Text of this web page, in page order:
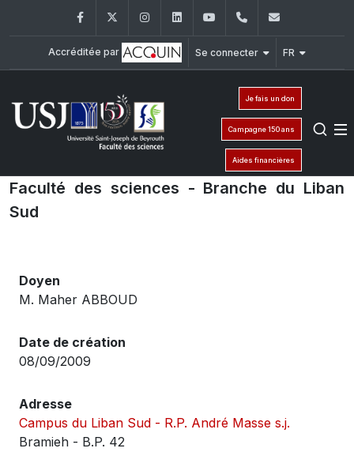
FacebookTwitter InstagramLinkedInYouTube+961 (1) 421 368
Accréditée par Se connecter FR
Je fais un don
Campagne 150 ans
Aides financières
Faculté des sciences - Branche du Liban
Sud
Doyen
M. Maher ABBOUD
Date de création
08/09/2009
Adresse
Campus du Liban Sud - R.P. André Masse s.j.
Bramieh - B.P. 42